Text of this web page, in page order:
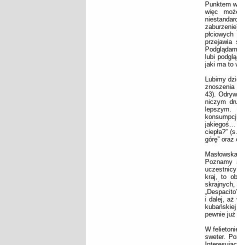
Punktem
więc
przejawia
lubi
jaki ma to
Lubimy
znoszenia
43).
niczym
lepszym.
jakiegoś…
ciepła?”
górę”
Poznamy
uczestnicy
kraj, to
skrajnych,
i dalej, aż
pewnie
W
sweter.